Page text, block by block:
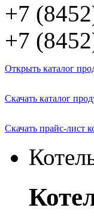
+7
+7
Открыть каталог
Скачать каталог
Скачать прайс-лист